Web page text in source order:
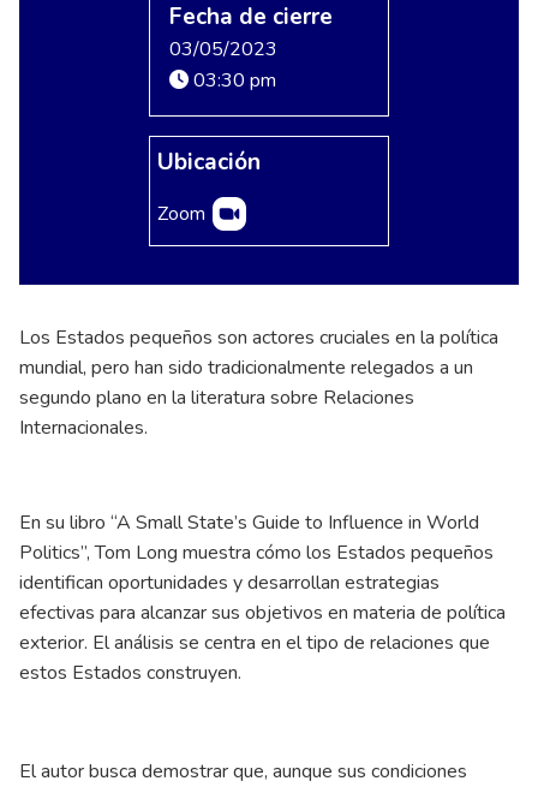
Fecha de cierre
03/05/2023
03:30 pm
Ubicación
Zoom
Los Estados pequeños son actores cruciales en la política
mundial, pero han sido tradicionalmente relegados a un
segundo plano en la literatura sobre Relaciones
Internacionales.
En su libro “A Small State’s Guide to Influence in World
Politics”, Tom Long muestra cómo los Estados pequeños
identifican oportunidades y desarrollan estrategias
efectivas para alcanzar sus objetivos en materia de política
exterior. El análisis se centra en el tipo de relaciones que
estos Estados construyen.
El autor busca demostrar que, aunque sus condiciones